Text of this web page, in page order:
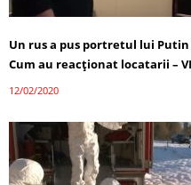
Un rus a pus portretul lui
Cum au reacţionat locatarii –
12/02/2020